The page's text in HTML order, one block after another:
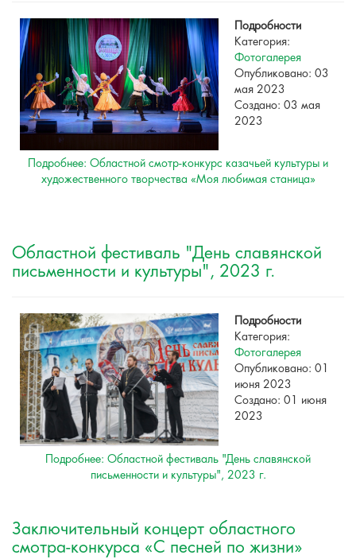
Подробности
Категория:
Фотогалерея
Опубликовано: 03
мая 2023
Создано: 03 мая
2023
Подробнее: Областной смотр-конкурс казачьей культуры и
художественного творчества «Моя любимая станица»
Областной фестиваль "День славянской
письменности и культуры", 2023 г.
Подробности
Категория:
Фотогалерея
Опубликовано: 01
июня 2023
Создано: 01 июня
2023
Подробнее: Областной фестиваль "День славянской
письменности и культуры", 2023 г.
Заключительный концерт областного
смотра-конкурса «С песней по жизни»